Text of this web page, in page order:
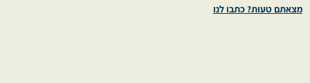
מצאתם טעות? כתבו לנו